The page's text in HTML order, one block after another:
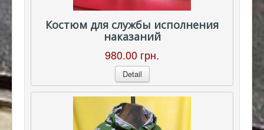
Костюм для службы исполнения
наказаний
980.00 грн.
Detail